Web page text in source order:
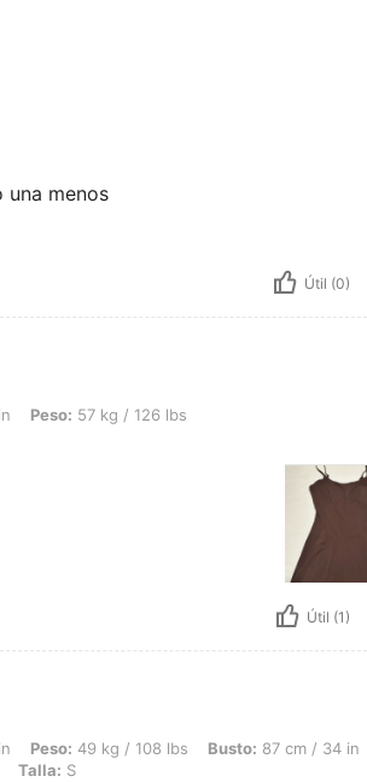
menos
Útil (0)
/ 126 lbs, Color: Café integral, Talla: S
Peso: 57 kg / 126 lbs
Útil (1)
/ 108 lbs, Busto: 87 cm / 34 in, Cintura: 72 cm / 28
Peso: 49 kg / 108 lbs Busto: 87 cm / 34 in
Talla: S